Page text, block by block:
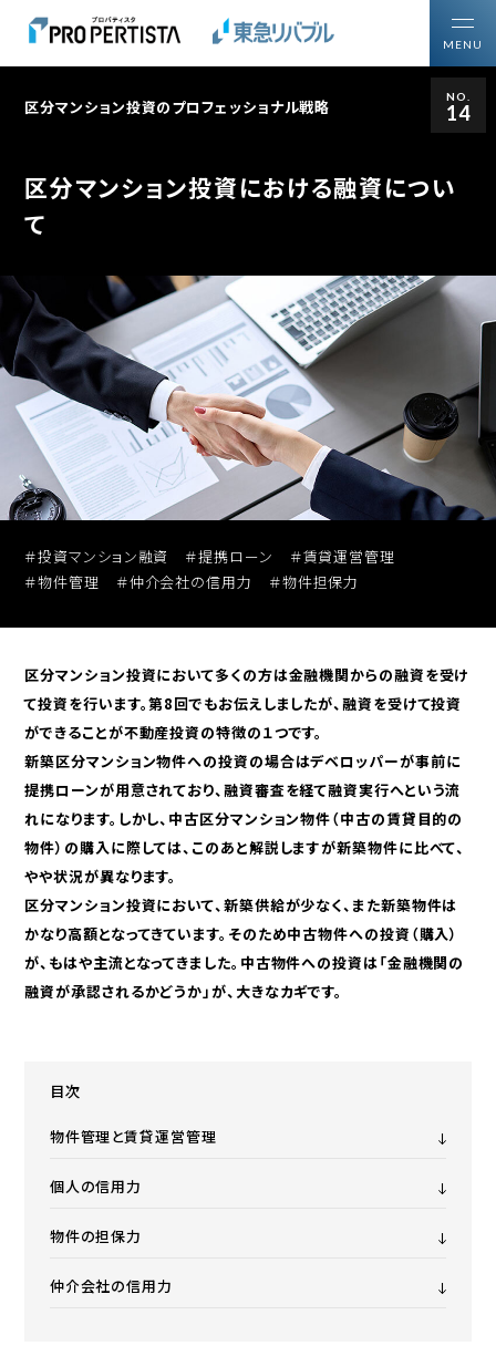
MENU
NO.
14
区分マンション投資のプロフェッショナル戦略
区分マンション投資における融資につい
て
＃投資マンション融資 ＃提携ローン
＃賃貸運営管理
＃物件管理
＃仲介会社の信用力 ＃物件担保力
区分マンション投資において多くの方は金融機関からの融資を受け
て投資を行います。第8回でもお伝えしましたが、融資を受けて投資
ができることが不動産投資の特徴の１つです。
新築区分マンション物件への投資の場合はデベロッパーが事前に
提携ローンが用意されており、融資審査を経て融資実行へという流
れになります。しかし、中古区分マンション物件（中古の賃貸目的の
物件）の購入に際しては、このあと解説しますが新築物件に比べて、
やや状況が異なります。
区分マンション投資において、新築供給が少なく、また新築物件は
かなり高額となってきています。そのため中古物件への投資（購入）
が、もはや主流となってきました。中古物件への投資は「金融機関の
融資が承認されるかどうか」が、大きなカギです。
目次
物件管理と賃貸運営管理
個人の信用力
物件の担保力
仲介会社の信用力
トップ
区分マンション投資について知る・学ぶ
区分マンション投資ガイド
購入・売却ガイドブック
区分マンション投資のプロフェッショナル戦略
マーケットレポート・コラム
セミナー動画アーカイブ
投資用
区分マンションを探す
無料売却査定